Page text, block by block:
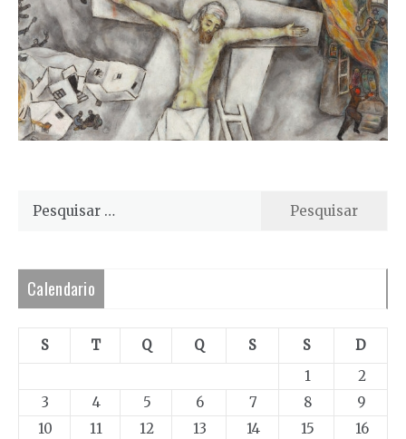
Pesquisar
Calendario
S T Q Q S S
D
1
2
3
4 5 6 7 8
9
10
11 12 13 14 15
16